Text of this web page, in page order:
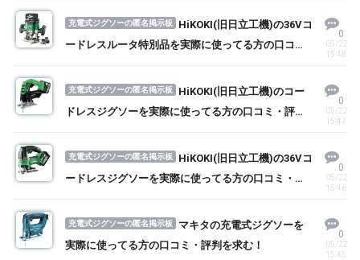
充電式ジグソーの匿名掲示板
HiKOKI(旧日立工機)の36Vコ
ードレスルータ特別品を実際に使ってる方の口コ
0
05/22
15:48
充電式ジグソーの匿名掲示板
HiKOKI(旧日立工機)のコー
ドレスジグソーを実際に使ってる方の口コミ・評判
0
05/22
15:47
充電式ジグソーの匿名掲示板
HiKOKI(旧日立工機)の36Vコ
ードレスジグソーを実際に使ってる方の口コミ・評
0
05/22
15:46
充電式ジグソーの匿名掲示板
マキタの充電式ジグソーを
実際に使ってる方の口コミ・評判を求む！
0
05/22
15:45